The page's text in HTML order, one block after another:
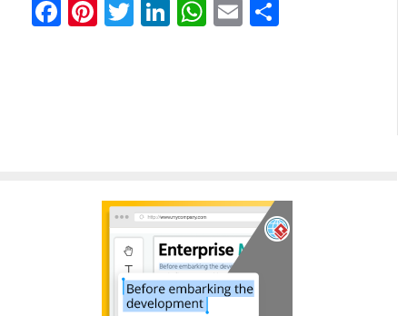
Facebook
Pinterest
Twitter
LinkedIn
WhatsApp
Email